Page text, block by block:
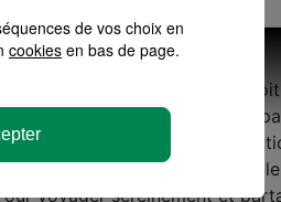
de vos choix en
cookies en bas de page.